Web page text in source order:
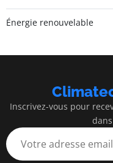
Énergie renouvelable
Inscrivez-vous pour